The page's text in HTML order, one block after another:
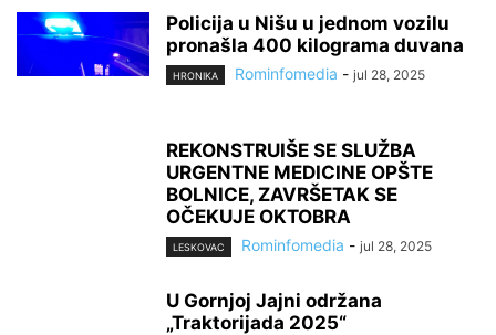
Policija u Nišu u jednom vozilu
pronašla 400 kilograma duvana
HRONIKA Rominfomedia - jul 28, 2025
REKONSTRUIŠE SE SLUŽBA
URGENTNE MEDICINE OPŠTE
BOLNICE, ZAVRŠETAK SE
OČEKUJE OKTOBRA
LESKOVAC Rominfomedia - jul 28, 2025
U Gornjoj Jajni održana
„Traktorijada 2025“